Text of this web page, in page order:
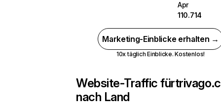
Apr
110.714
Marketing-Einblicke erhalten →
10x täglich Einblicke. Kostenlos!
Website-Traffic für
nach Land